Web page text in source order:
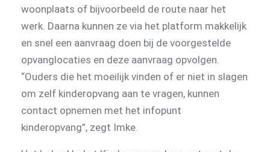
woonplaats of bijvoorbeeld de route naar het
werk. Daarna kunnen ze via het platform makkelijk
en snel een aanvraag doen bij de voorgestelde
opvanglocaties en deze aanvraag opvolgen.
“Ouders die het moeilijk vinden of er niet in slagen
om zelf kinderopvang aan te vragen, kunnen
contact opnemen met het infopunt
kinderopvang”, zegt Imke.